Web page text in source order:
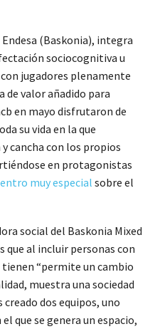
(Baskonia), integra
sociocognitiva u
jugadores plenamente
de valor añadido para
en mayo disfrutaron de
su vida en la que
cancha con los propios
en protagonistas
muy especialsobre el
social del Baskonia Mixed
que al incluir personas con
tienen “permite un cambio
muestra una sociedad
dos equipos, uno
que se genera un espacio,